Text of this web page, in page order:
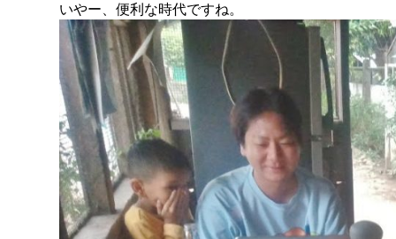
いやー、便利な時代ですね。